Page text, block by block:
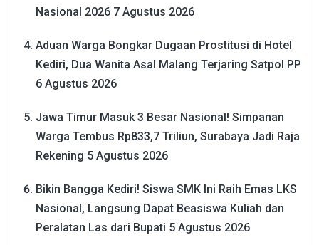
Nasional 2026 7 Agustus 2026
Aduan Warga Bongkar Dugaan Prostitusi di Hotel
Kediri, Dua Wanita Asal Malang Terjaring Satpol PP
6 Agustus 2026
Jawa Timur Masuk 3 Besar Nasional! Simpanan
Warga Tembus Rp833,7 Triliun, Surabaya Jadi Raja
Rekening 5 Agustus 2026
Bikin Bangga Kediri! Siswa SMK Ini Raih Emas LKS
Nasional, Langsung Dapat Beasiswa Kuliah dan
Peralatan Las dari Bupati 5 Agustus 2026